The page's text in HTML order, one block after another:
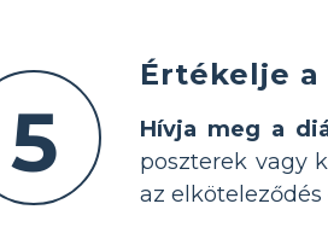
5
Értékelje
Hívja meg a
poszterek vagy
az